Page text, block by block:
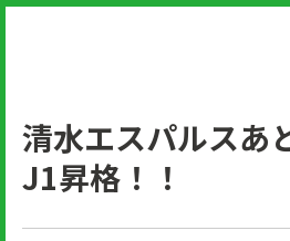
清水エスパルスあ
J1昇格！！